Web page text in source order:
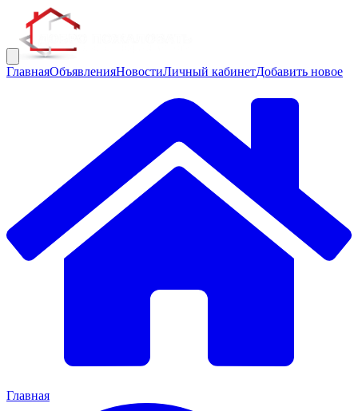
ГлавнаяОбъявленияНовостиЛичный кабинетДобавить новое
Главная